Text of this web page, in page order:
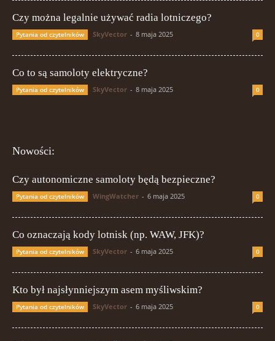
Czy można legalnie używać radia lotniczego?
Pytania od czytelników SkyVector - 8 maja 2025 0
Co to są samoloty elektryczne?
Pytania od czytelników SkyVector - 8 maja 2025 0
Nowości:
Czy autonomiczne samoloty będą bezpieczne?
Pytania od czytelników WingWatcher - 6 maja 2025 0
Co oznaczają kody lotnisk (np. WAW, JFK)?
Pytania od czytelników SkyVector - 6 maja 2025 0
Kto był najsłynniejszym asem myśliwskim?
Pytania od czytelników SkyVector - 6 maja 2025 0